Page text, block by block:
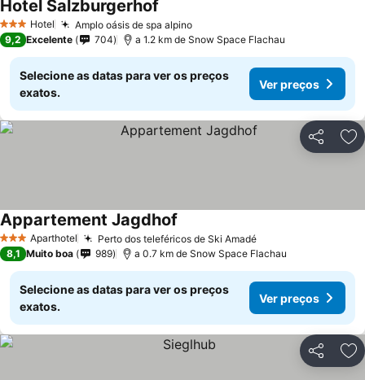
3 EstrelasHotel Amplo oásis de spa alpino
Hotel Salzburgerhof
9,2 Excelente 704 a 1.2 km de Snow Space Flachau
Selecione as datas para ver os preços
exatos.
Ver preços
Partilhar
3 EstrelasAparthotel Perto dos teleféricos de Ski Amadé
Appartement Jagdhof
8,1 Muito boa 989 a 0.7 km de Snow Space Flachau
Selecione as datas para ver os preços
exatos.
Ver preços
Partilhar